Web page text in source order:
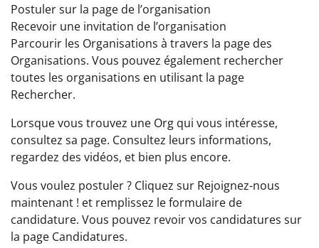
Postuler sur la page de l’organisation
Recevoir une invitation de l’organisation
Parcourir les Organisations à travers la page des
Organisations. Vous pouvez également rechercher
toutes les organisations en utilisant la page
Rechercher.
Lorsque vous trouvez une Org qui vous intéresse,
consultez sa page. Consultez leurs informations,
regardez des vidéos, et bien plus encore.
Vous voulez postuler ? Cliquez sur Rejoignez-nous
maintenant ! et remplissez le formulaire de
candidature. Vous pouvez revoir vos candidatures sur
la page Candidatures.